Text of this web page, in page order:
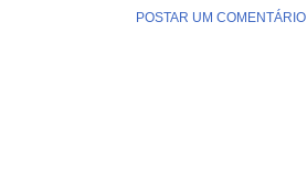
POSTAR UM COMENTÁRIO